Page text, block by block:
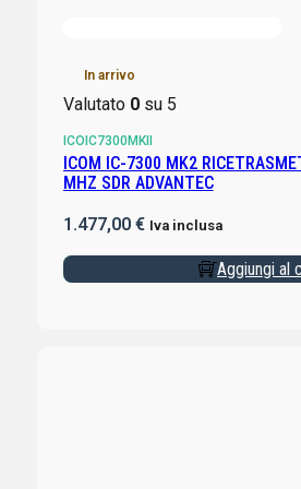
In arrivo
Valutato 0su 5
ICOIC7300MKII
ICOM IC-7300 MK2
MHZ SDR ADVANTEC
1.477,00 € Iva inclusa
Aggiungi al